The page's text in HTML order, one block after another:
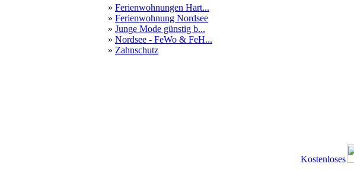
» Ferienwohnungen Hart...
» Ferienwohnung Nordsee
» Junge Mode günstig b...
» Nordsee - FeWo & FeH...
» Zahnschutz